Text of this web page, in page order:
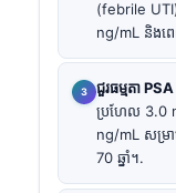
(febrile
ng/mL និងព
ជួរធម្មតា PSA
ប្រហែល 3.0
ng/mL សម្រ
70 ឆ្នាំ។.